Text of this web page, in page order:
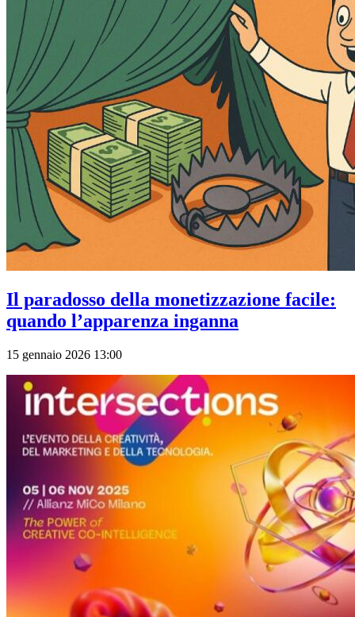
Il paradosso della monetizzazione facile:
quando l’apparenza inganna
15 gennaio 2026 13:00